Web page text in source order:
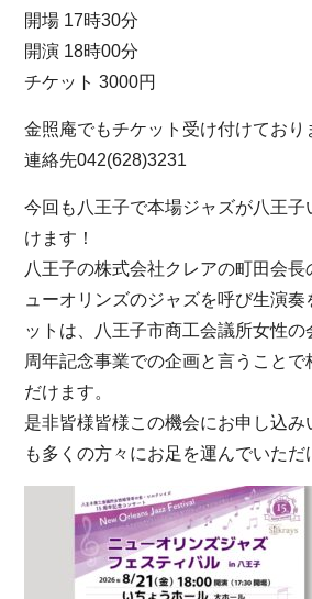
開場 17時30分
開演 18時00分
チケット 3000円
金照庵でもチケット受け付けており
連絡先042(628)3231
今回も八王子で本場ジャズが八王子
けます！
八王子の株式会社クレアの町田会長
ューオリンズのジャズを呼び生演
ットは、八王子市商工会議所女性の
周年記念事業での企画と言うことで
だけます。
是非皆様皆様この機会にお申し込
も多くの方々にお足を運んでいただ